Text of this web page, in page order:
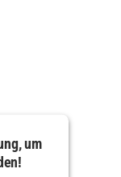
um